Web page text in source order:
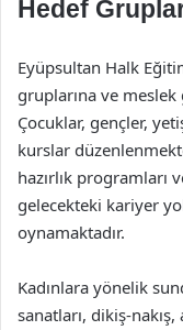
Hedef
Eyüpsultan Halk
gruplarına ve
Çocuklar, gençler,
kurslar
hazırlık programları
gelecekteki kariyer
oynamaktadır.
Kadınlara yönelik
sanatları, dikiş-nakış,